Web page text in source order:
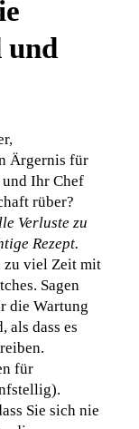
und
Ärgernis für
und Ihr Chef
rüber?
Verluste zu
Rezept.
zu viel Zeit mit
Sagen
die Wartung
als dass es
.
für
Sie sich nie